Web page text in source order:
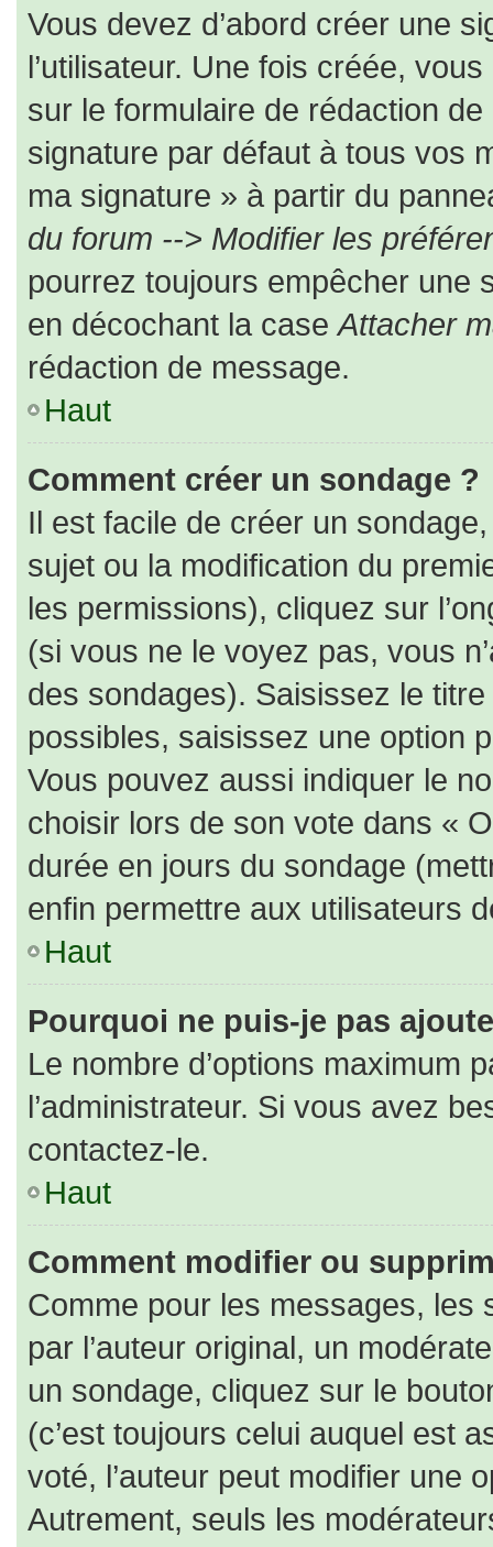
Vous devez d’abord créer une
l’utilisateur. Une fois créée,
sur le formulaire de rédaction
signature par défaut à tous vos
ma signature » à partir du
du forum --> Modifier les
pourrez toujours empêcher une
en décochant la caseAttacher
rédaction de message.
Haut
Comment créer un sondage ?
Il est facile de créer un
sujet ou la modification du
les permissions), cliquez sur
(si vous ne le voyez pas, vous
des sondages). Saisissez le
possibles, saisissez une option
Vous pouvez aussi indiquer le
choisir lors de son vote dans «
durée en jours du sondage
enfin permettre aux utilisateurs
Haut
Pourquoi ne puis-je pas
Le nombre d’options maximum
l’administrateur. Si vous avez
contactez-le.
Haut
Comment modifier ou
Comme pour les messages, les
par l’auteur original, un
un sondage, cliquez sur le
(c’est toujours celui auquel est
voté, l’auteur peut modifier une
Autrement, seuls les